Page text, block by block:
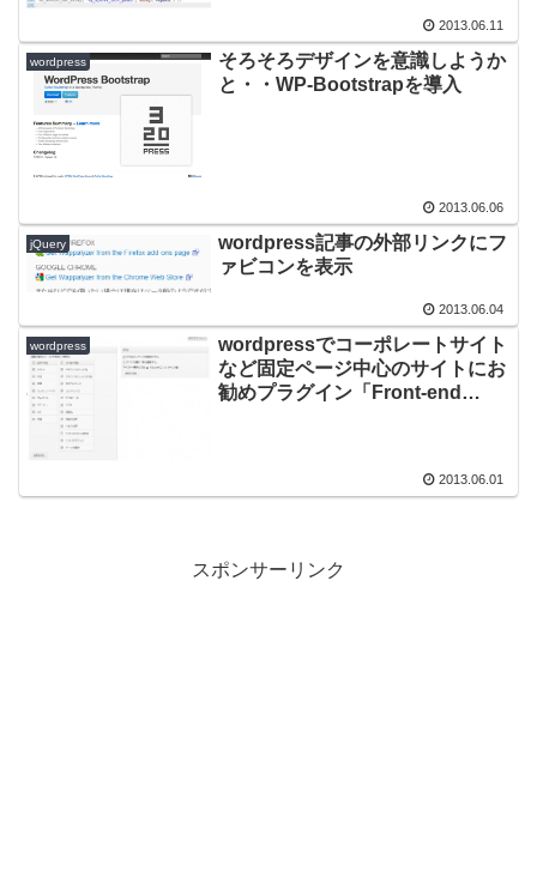
2013.06.11
wordpress
そろそろデザインを意識しようか
と・・WP-Bootstrapを導入
2013.06.06
jQuery
wordpress記事の外部リンクにフ
ァビコンを表示
2013.06.04
wordpress
wordpressでコーポレートサイト
など固定ページ中心のサイトにお
勧めプラグイン「Front-end
2013.06.01
スポンサーリンク